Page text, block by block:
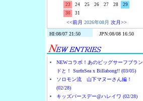
23
24 25 26 27 28
29
30
31
<<前月 2026年08月 次月>>
NEWコラボ！あのビッグサーフブラン
ドと！ SurfnSea x Billabong!! (03/05)
ソロモン流 山下マヌーさん編！
(02/28)
キッズバースデー@ハレイワ (02/28)